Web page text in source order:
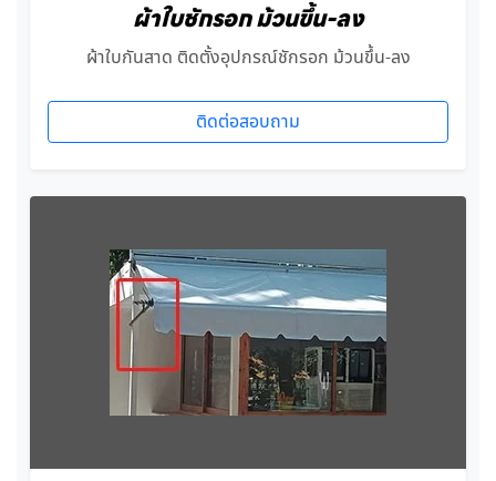
ผ้าใบชักรอก ม้วนขึ้น-ลง
ผ้าใบกันสาด ติดตั้งอุปกรณ์ชักรอก ม้วนขึ้น-ลง
ติดต่อสอบถาม